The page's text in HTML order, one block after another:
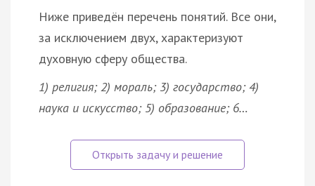
Ниже приведён перечень понятий. Все они,
за исключением двух, характеризуют
духовную сферу общества.
1) религия; 2) мораль; 3) государство; 4)
наука и искусство; 5) образование; 6…